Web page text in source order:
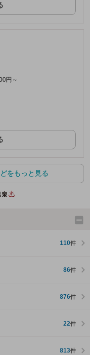
円～
をもっと見る
110件
86件
876件
22件
813件